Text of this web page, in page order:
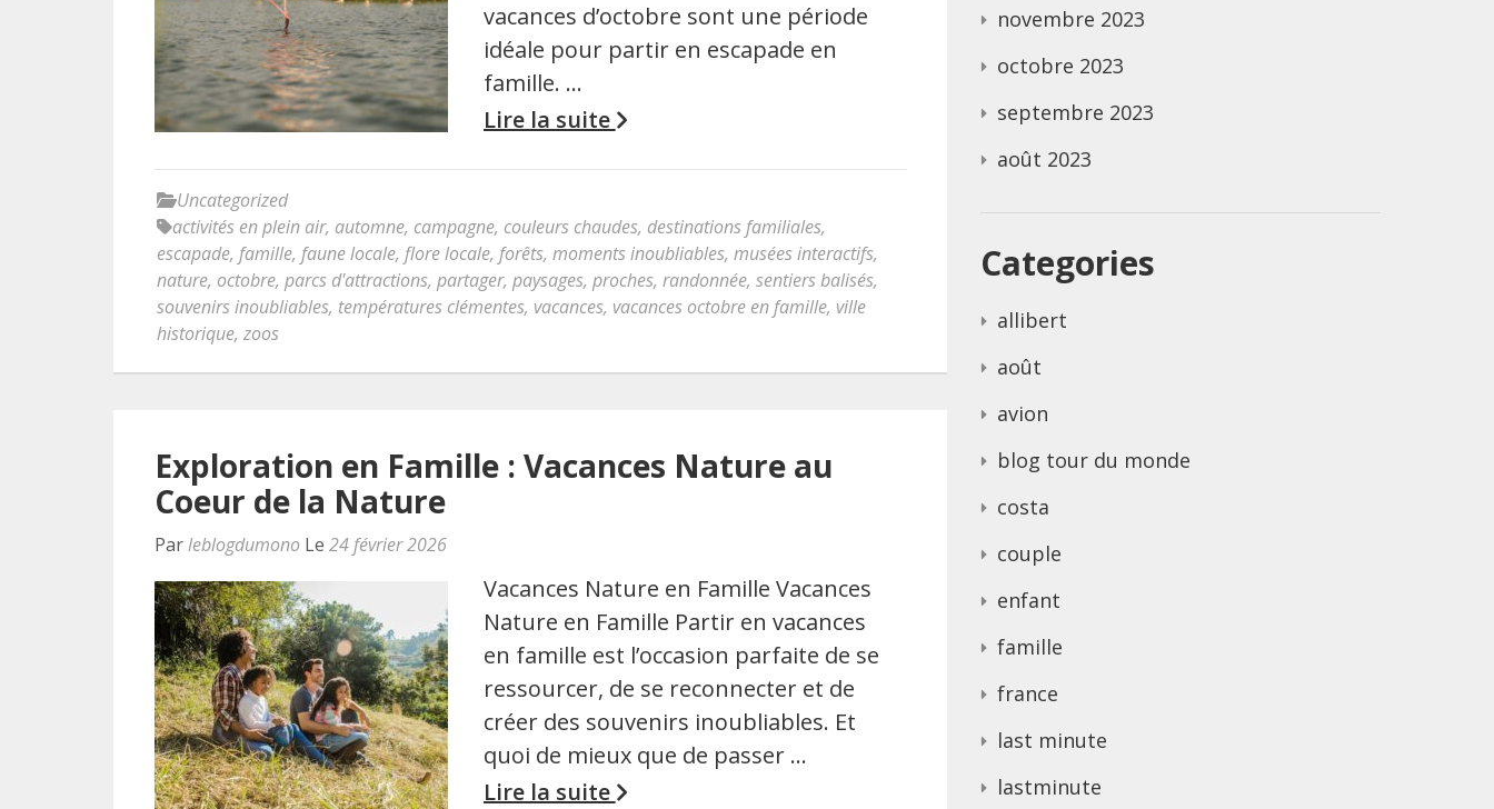
vacances d’octobre sont une période
idéale pour partir en escapade en
famille. …
Lire la suite
Uncategorized
activités en plein air, automne, campagne, couleurs chaudes, destinations familiales,
escapade, famille, faune locale, flore locale, forêts, moments inoubliables, musées interactifs,
nature, octobre, parcs d'attractions, partager, paysages, proches, randonnée, sentiers balisés,
souvenirs inoubliables, températures clémentes, vacances, vacances octobre en famille, ville
historique, zoos
Exploration en Famille : Vacances Nature au
Coeur de la Nature
Parleblogdumono Le 24 février 2026
Vacances Nature en Famille Vacances
Nature en Famille Partir en vacances
en famille est l’occasion parfaite de se
ressourcer, de se reconnecter et de
créer des souvenirs inoubliables. Et
quoi de mieux que de passer …
Lire la suite
novembre 2023
octobre 2023
septembre 2023
août 2023
Categories
allibert
août
avion
blog tour du monde
costa
couple
enfant
famille
france
last minute
lastminute